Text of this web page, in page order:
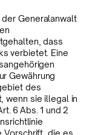
der Generalanwalt
dass
verbietet. Eine
Gewährung
des
wenn sie illegal in
6 Abs. 1 und 2
Vorschrift, die es